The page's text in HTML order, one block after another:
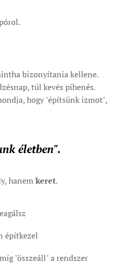
bizonyítania kellene.
túl kevés pihenés.
hogy "építsünk izmot",
életben".
hanemkeret.
építkezel
"összeáll" a rendszer